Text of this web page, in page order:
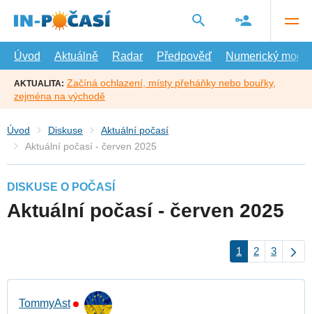
hlavní
Úvod
Aktuálně Radar Předpověď Numerický model
AKTUALITA: Začíná ochlazení, místy přeháňky nebo bouřky,
zejména na východě
Úvod Diskuse
Aktuální počasí
Aktuální počasí - červen 2025
DISKUSE O POČASÍ
Aktuální počasí - červen 2025
1 2 3
TommyAst